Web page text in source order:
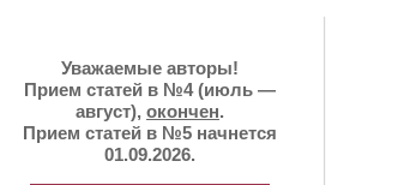
Уважаемые авторы!
Прием статей в №4 (июль —
август), окончен.
Прием статей в №5 начнется
01.09.2026.